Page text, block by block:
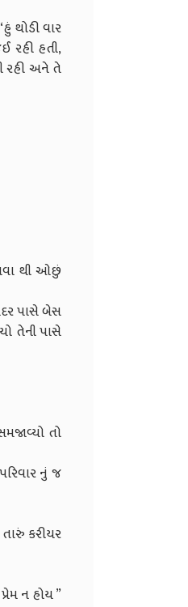
થોડી વાર
રહી હતી,
રહી અને તે
થી આેછું
પાસે બેસ
તેની પાસે
તો
નું જ
કરીયર
ન હોય ”